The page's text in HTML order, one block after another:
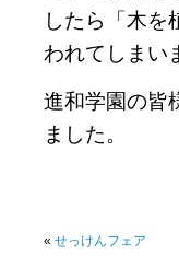
したら「木を
われてしまい
進和学園の皆
ました。
« せっけんフェア